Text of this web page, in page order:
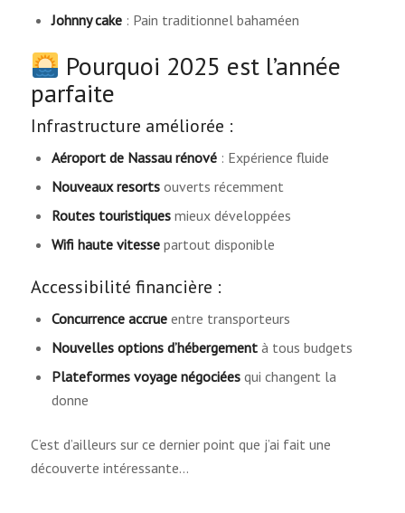
Johnny cake: Pain traditionnel bahaméen
Pourquoi 2025 est l’année
parfaite
Infrastructure améliorée :
Aéroport de Nassau rénové: Expérience fluide
Nouveaux resortsouverts récemment
Routes touristiquesmieux développées
Wifi haute vitessepartout disponible
Accessibilité financière :
Concurrence accrueentre transporteurs
Nouvelles options d’hébergementà tous budgets
Plateformes voyage négociéesqui changent la
donne
C’est d’ailleurs sur ce dernier point que j’ai fait une
découverte intéressante…